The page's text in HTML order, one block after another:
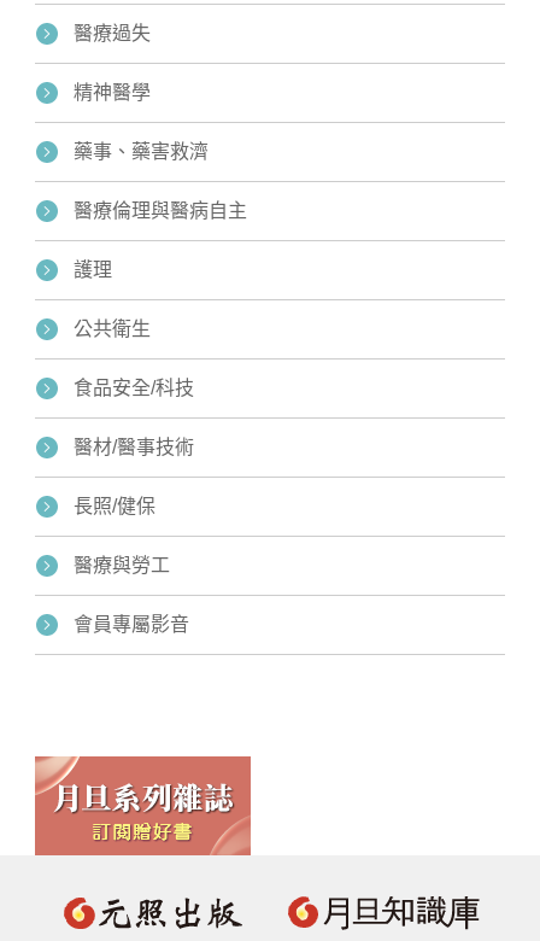
醫療過失
精神醫學
藥事、藥害救濟
醫療倫理與醫病自主
護理
公共衛生
食品安全/科技
醫材/醫事技術
長照/健保
醫療與勞工
會員專屬影音